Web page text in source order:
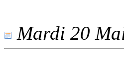
Mardi 20